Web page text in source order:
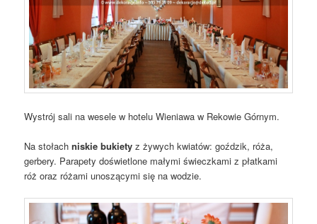
Wystrój sali na wesele w hotelu Wieniawa w Rekowie Górnym.
Na stołachniskie bukiety z żywych kwiatów: goździk, róża,
gerbery. Parapety doświetlone małymi świeczkami z płatkami
róż oraz różami unoszącymi się na wodzie.